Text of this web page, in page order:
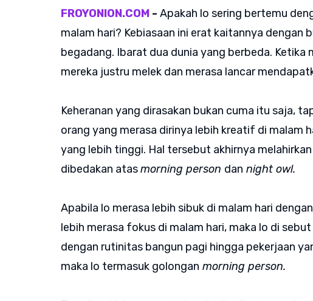
FROYONION.COM - Apakah lo sering bertemu
malam hari? Kebiasaan ini erat kaitannya dengan
begadang. Ibarat dua dunia yang berbeda. Ketika
mereka justru melek dan merasa lancar
Keheranan yang dirasakan bukan cuma itu saja,
orang yang merasa dirinya lebih kreatif di malam
yang lebih tinggi. Hal tersebut akhirnya
dibedakan atasmorning person dan night owl.
Apabila lo merasa lebih sibuk di malam hari
lebih merasa fokus di malam hari, maka lo di sebut
dengan rutinitas bangun pagi hingga pekerjaan
maka lo termasuk golongan morning person.